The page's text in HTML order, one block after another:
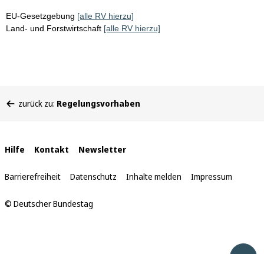
EU-Gesetzgebung [alle RV hierzu]
Land- und Forstwirtschaft [alle RV hierzu]
befinden
zurück zu: Regelungsvorhaben
Interne
Links
Hilfe Kontakt Newsletter
Barrierefreiheit Datenschutz Inhalte melden Impressum
© Deutscher Bundestag